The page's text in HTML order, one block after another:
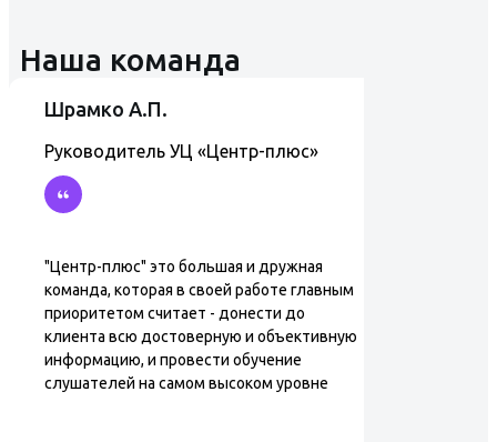
Наша команда
Шрамко А.П.
Руководитель УЦ «Центр-плюс»
"Центр-плюс" это большая и дружная
команда, которая в своей работе главным
приоритетом считает - донести до
клиента всю достоверную и объективную
информацию, и провести обучение
слушателей на самом высоком уровне